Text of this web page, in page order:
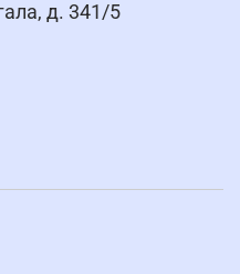
д. 341/5